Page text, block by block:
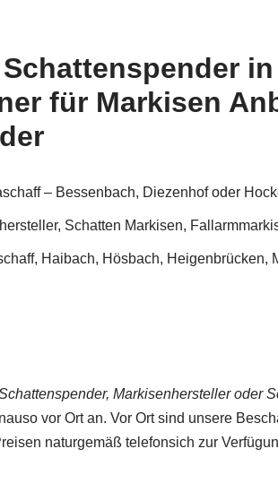
für Markisen
– Bessenbach, Diezenhof oder
Schatten Markisen,
Haibach, Hösbach,
Markisenhersteller oder
vor Ort an. Vor Ort sind unsere
naturgemäß telefonsich zur